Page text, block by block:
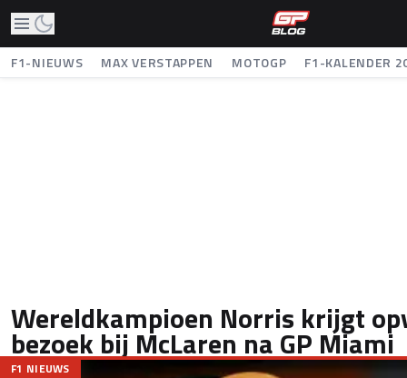
F1-NIEUWS MAX VERSTAPPEN MOTOGP F1-KALENDER
Wereldkampioen Norris krijgt
bezoek bij McLaren na GP Miami
F1 NIEUWS